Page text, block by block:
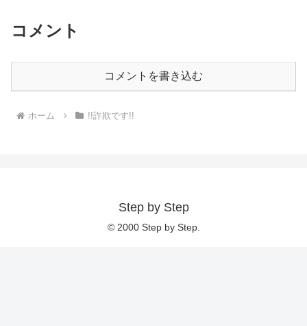
コメント
コメントを書き込む
ホーム !!詐欺です!!
Step by Step
© 2000 Step by Step.